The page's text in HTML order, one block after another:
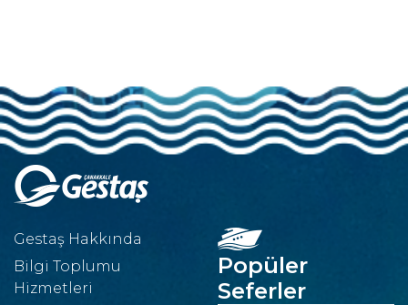
Gestaş Hakkında
Bilgi Toplumu
Hizmetleri
Popüler
Seferler